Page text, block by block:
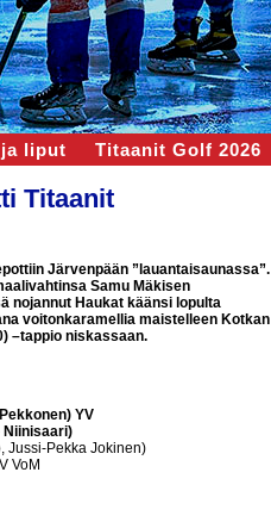
liput Titaanit Golf 2026
Titaanit
Järvenpään ”lauantaisaunassa”.
Samu Mäkisen
nojannut Haukat käänsi lopulta
voitonkaramellia maistelleen Kotkan
–tappio niskassaan.
YV
Niinisaari)
Jussi-Pekka Jokinen)
VoM